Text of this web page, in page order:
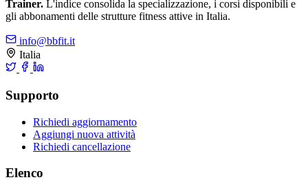
Trainer. L'indice consolida la specializzazione, i corsi disponibili e
gli abbonamenti delle strutture fitness attive in Italia.
info@bbfit.it
Italia
Supporto
Richiedi aggiornamento
Aggiungi nuova attività
Richiedi cancellazione
Elenco